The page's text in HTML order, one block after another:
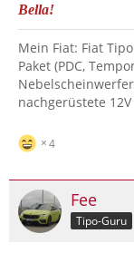
Bella!
Mein Fiat: Fiat
Paket (PDC,
nachgerüstete
4
Fee
Tipo-Guru